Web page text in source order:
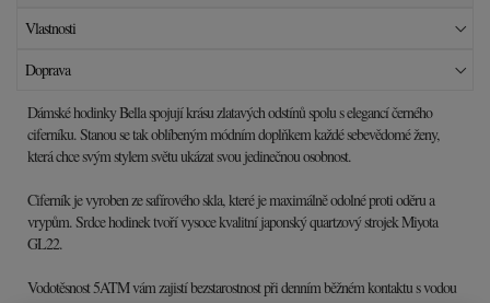
Vlastnosti
Doprava
Dámské hodinky Bella spojují krásu zlatavých odstínů spolu s elegancí černého
ciferníku. Stanou se tak oblíbeným módním doplňkem každé sebevědomé ženy,
která chce svým stylem světu ukázat svou jedinečnou osobnost.
Ciferník je vyroben ze safírového skla, které je maximálně odolné proti oděru a
vrypům. Srdce hodinek tvoří vysoce kvalitní japonský quartzový strojek Miyota
GL22.
Vodotěsnost 5ATM vám zajistí bezstarostnost při denním běžném kontaktu s vodou